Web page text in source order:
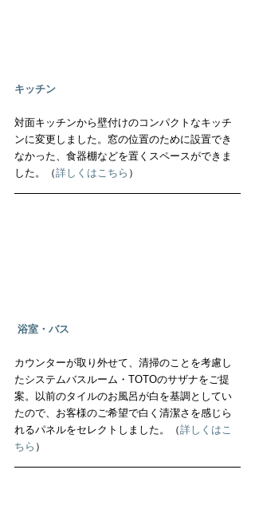
キッチン
対面キッチンから壁付けのコンパクトなキッチ
ンに変更しました。窓の位置のために設置でき
なかった、食器棚などを置くスペースができま
した。（詳しくはこちら ）
浴室・バス
カウンターが取り外せて、清掃のことを考慮し
たシステムバスルーム・TOTOのサザナをご提
案。以前のタイルのお風呂が白を基調としてい
たので、お客様のご希望で白く清潔さを感じら
れるパネルをセレクトしました。（詳しくはこ
ちら ）